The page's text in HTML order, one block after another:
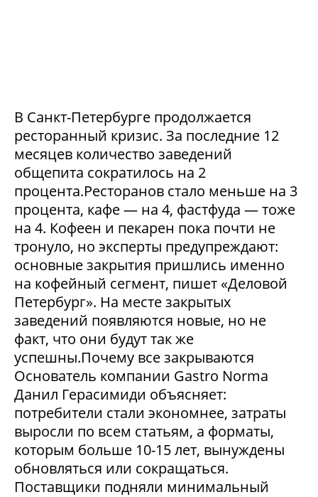
В Санкт-Петербурге продолжается
ресторанный кризис. За последние 12
месяцев количество заведений
общепита сократилось на 2
процента.Ресторанов стало меньше на 3
процента, кафе — на 4, фастфуда — тоже
на 4. Кофеен и пекарен пока почти не
тронуло, но эксперты предупреждают:
основные закрытия пришлись именно
на кофейный сегмент, пишет «Деловой
Петербург». На месте закрытых
заведений появляются новые, но не
факт, что они будут так же
успешны.Почему все закрываются
Основатель компании Gastro Norma
Данил Герасимиди объясняет:
потребители стали экономнее, затраты
выросли по всем статьям, а форматы,
которым больше 10-15 лет, вынуждены
обновляться или сокращаться.
Поставщики подняли минимальный